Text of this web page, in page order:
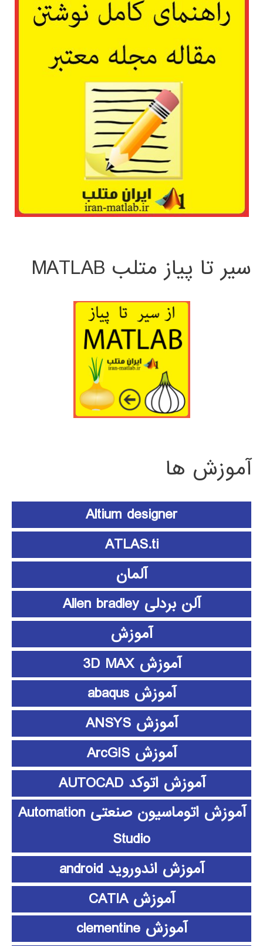
سیر تا پیاز متلب MATLAB
آموزش ها
Altium designer
ATLAS.ti
آلمان
آلن بردلی Allen bradley
آموزش
آموزش 3D MAX
آموزش abaqus
آموزش ANSYS
آموزش ArcGIS
آموزش اتوکد AUTOCAD
آموزش اتوماسیون صنعتی Automation
Studio
آموزش اندوروید android
آموزش CATIA
آموزش clementine